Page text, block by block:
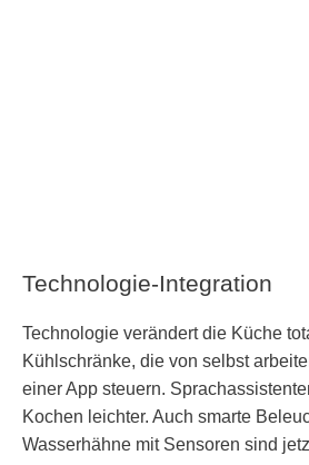
Technologie-Integration
Technologie verändert die Küche
Kühlschränke, die von selbst
einer App steuern.
Kochen leichter. Auch smarte
Wasserhähne mit Sensoren sind